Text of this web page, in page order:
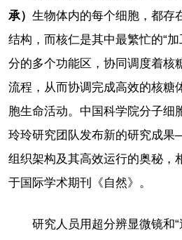
承） 生物体内的每个细胞，都存
结构，而核仁是其中最繁忙的“
分的多个功能区，协同调度着核
流程，从而协调完成高效的核糖
胞生命活动。中国科学院分子细
玲玲研究团队发布新的研究成
组织架构及其高效运行的奥秘，
于国际学术期刊《自然》。
研究人员用超分辨显微镜和“